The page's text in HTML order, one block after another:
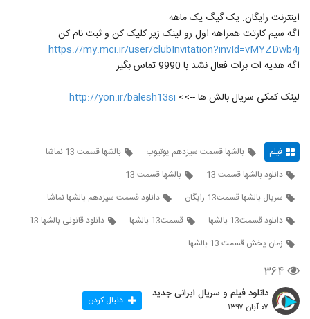
اینترنت رایگان: یک گیگ یک ماهه
اگه سیم کارتت همراهه اول رو لینک زیر کلیک کن و ثبت نام کن
https://my.mci.ir/user/clubInvitation?invId=vMYZDwb4j
اگه هدیه ات برات فعال نشد با 9990 تماس بگیر
لینک کمکی سریال بالش ها -->> http://yon.ir/balesh13si
فیلم بالشها قسمت سیزدهم یوتیوب
بالشها قسمت 13 نماشا
دانلود بالشها قسمت 13
بالشها قسمت 13
سريال بالشها قسمت13 رایگان
دانلود قسمت سیزدهم بالشها نماشا
دانلود قسمت13 بالشها
قسمت13 بالشها
دانلود قانونی بالشها 13
زمان پخش قسمت 13 بالشها
۳۶۴
دانلود فیلم و سریال ایرانی جدید
۰۷ آبان ۱۳۹۷ دنبال کردن